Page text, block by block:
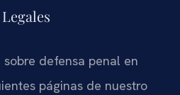
defensa penal en
páginas de nuestro